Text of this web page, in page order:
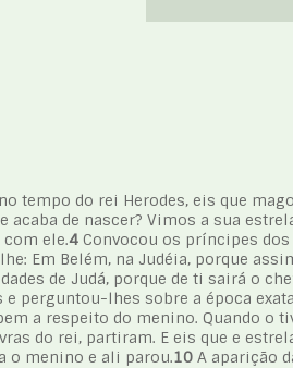
tempo do rei Herodes, eis que
acaba de nascer? Vimos a sua
ele.4 Convocou os príncipes
Em Belém, na Judéia, porque
de Judá, porque de ti sairá o
perguntou-lhes sobre a época
a respeito do menino. Quando o
do rei, partiram. E eis que e
o menino e ali parou.10 A aparição